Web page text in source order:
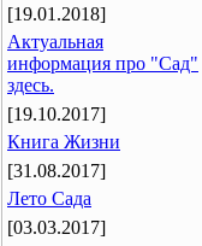
[19.01.2018]
Актуальная
информация про "Сад"
здесь.
[19.10.2017]
Книга Жизни
[31.08.2017]
Лето Сада
[03.03.2017]